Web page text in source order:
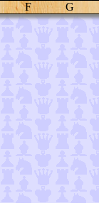
F G